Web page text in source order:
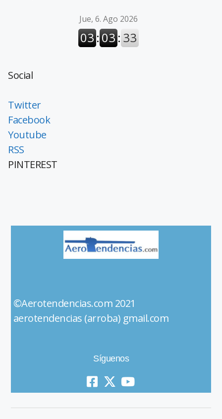
Social
Twitter
Facebook
Youtube
RSS
PINTEREST
©Aerotendencias.com 2021
aerotendencias (arroba) gmail.com
Síguenos